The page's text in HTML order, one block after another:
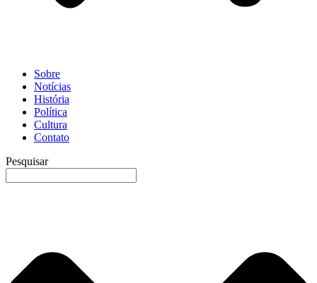
Sobre
Notícias
História
Política
Cultura
Contato
Pesquisar